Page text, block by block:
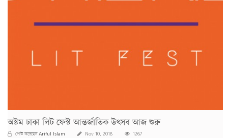
অষ্টম ঢাকা লিট ফেস্ট আন্তর্জাতিক উত্সব আজ শুরু
পোস্ট করেছেনAriful Islam Nov 10, 2018 1267